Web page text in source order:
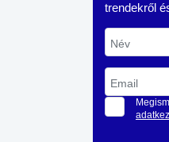
trendekről
Név
Email